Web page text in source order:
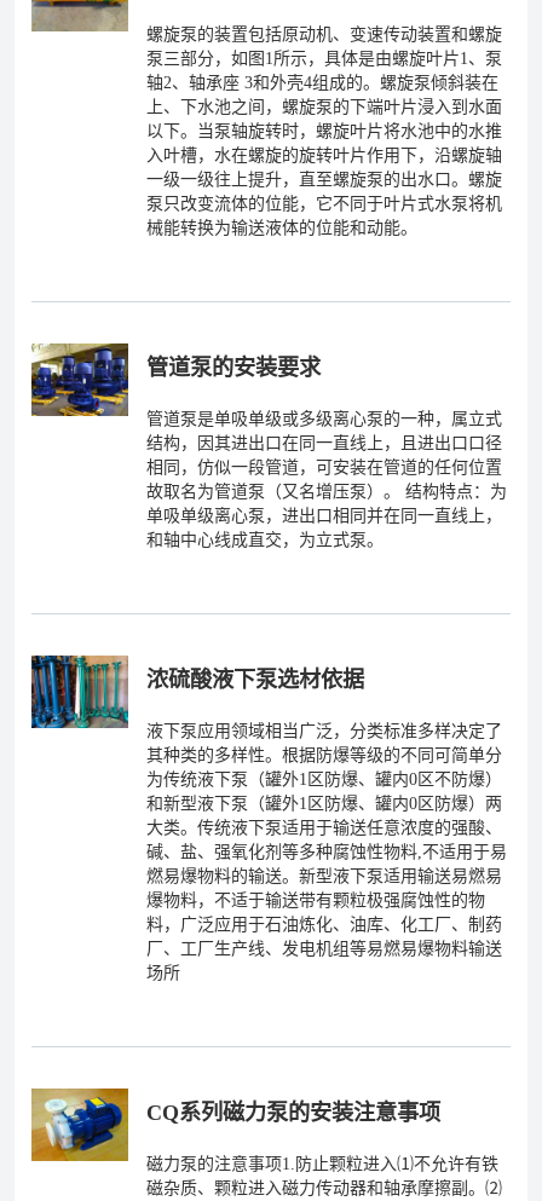
螺旋泵的装置包括原动机、变速传动装置和螺旋
泵三部分，如图1所示，具体是由螺旋叶片1、泵
轴2、轴承座 3和外壳4组成的。螺旋泵倾斜装在
上、下水池之间，螺旋泵的下端叶片浸入到水面
以下。当泵轴旋转时，螺旋叶片将水池中的水推
入叶槽，水在螺旋的旋转叶片作用下，沿螺旋轴
一级一级往上提升，直至螺旋泵的出水口。螺旋
泵只改变流体的位能，它不同于叶片式水泵将机
械能转换为输送液体的位能和动能。
管道泵的安装要求
管道泵是单吸单级或多级离心泵的一种，属立式
结构，因其进出口在同一直线上，且进出口口径
相同，仿似一段管道，可安装在管道的任何位置
故取名为管道泵（又名增压泵）。 结构特点：为
单吸单级离心泵，进出口相同并在同一直线上，
和轴中心线成直交，为立式泵。
浓硫酸液下泵选材依据
液下泵应用领域相当广泛，分类标准多样决定了
其种类的多样性。根据防爆等级的不同可简单分
为传统液下泵（罐外1区防爆、罐内0区不防爆）
和新型液下泵（罐外1区防爆、罐内0区防爆）两
大类。传统液下泵适用于输送任意浓度的强酸、
碱、盐、强氧化剂等多种腐蚀性物料,不适用于易
燃易爆物料的输送。新型液下泵适用输送易燃易
爆物料，不适于输送带有颗粒极强腐蚀性的物
料，广泛应用于石油炼化、油库、化工厂、制药
厂、工厂生产线、发电机组等易燃易爆物料输送
场所
CQ系列磁力泵的安装注意事项
磁力泵的注意事项1.防止颗粒进入⑴不允许有铁
磁杂质、颗粒进入磁力传动器和轴承摩擦副。⑵